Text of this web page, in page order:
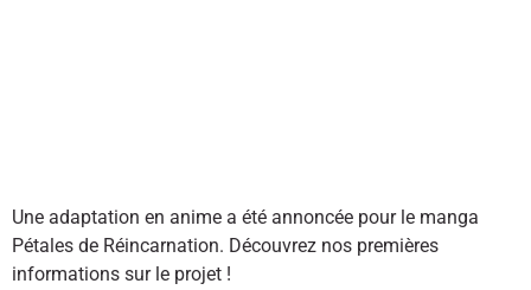
Une adaptation en anime a été annoncée pour le manga
Pétales de Réincarnation. Découvrez nos premières
informations sur le projet !